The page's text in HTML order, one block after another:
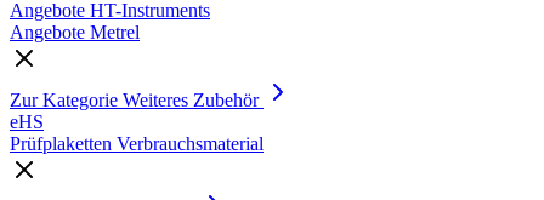
Angebote HT-Instruments
Angebote Metrel
Zur Kategorie Weiteres Zubehör
eHS
Prüfplaketten Verbrauchsmaterial